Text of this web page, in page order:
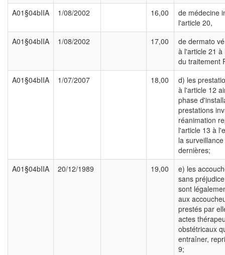
A01§04bIIA
1/08/2002 16,00
de médecine
l'article 20,
A01§04bIIA
1/08/2002 17,00
de dermato
à l'article 21 à
du traitement
A01§04bIIA
1/07/2007 18,00
d) les
à l'article 12
phase
prestations
réanimation
l'article 13 à
la
dernières;
A01§04bIIA
20/12/1989 19,00
e) les
sans
sont
aux
prestés par
actes
obstétricaux
entraîner,
9;